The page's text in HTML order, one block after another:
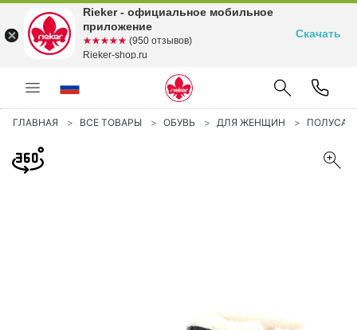
ГЛАВНАЯ ВСЕ ТОВАРЫ ОБУВЬ ДЛЯ ЖЕНЩИН
Rieker - официальное мобильное
приложение
☆☆☆☆☆
★★★★★ (950 отзывов)
Rieker-shop.ru
Скачать